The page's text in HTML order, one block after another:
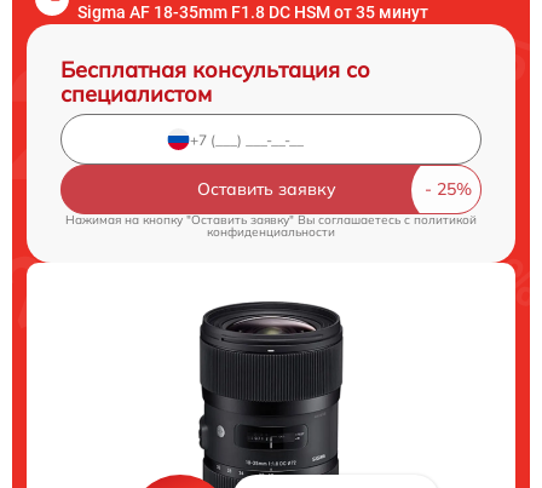
Sigma AF 18-35mm F1.8 DC HSM от 35 минут
Бесплатная консультация со
специалистом
Оставить заявку
Нажимая на кнопку "Оставить заявку" Вы соглашаетесь c политикой
конфиденциальности